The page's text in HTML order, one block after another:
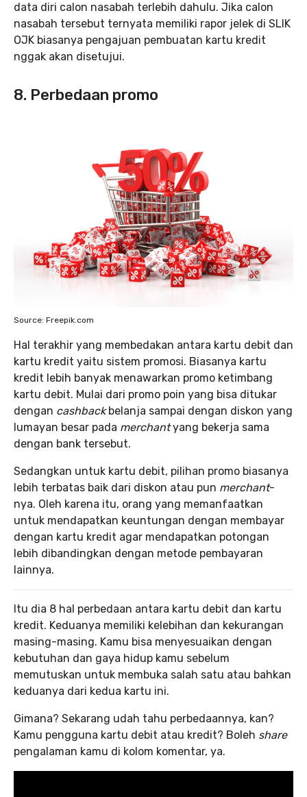
data diri calon nasabah terlebih dahulu. Jika calon
nasabah tersebut ternyata memiliki rapor jelek di SLIK
OJK biasanya pengajuan pembuatan kartu kredit
nggak akan disetujui.
8. Perbedaan promo
Source: Freepik.com
Hal terakhir yang membedakan antara kartu debit dan
kartu kredit yaitu sistem promosi. Biasanya kartu
kredit lebih banyak menawarkan promo ketimbang
kartu debit. Mulai dari promo poin yang bisa ditukar
dengan cashbackbelanja sampai dengan diskon yang
lumayan besar pada merchantyang bekerja sama
dengan bank tersebut.
Sedangkan untuk kartu debit, pilihan promo biasanya
lebih terbatas baik dari diskon atau pun merchant-
nya. Oleh karena itu, orang yang memanfaatkan
untuk mendapatkan keuntungan dengan membayar
dengan kartu kredit agar mendapatkan potongan
lebih dibandingkan dengan metode pembayaran
lainnya.
Itu dia 8 hal perbedaan antara kartu debit dan kartu
kredit. Keduanya memiliki kelebihan dan kekurangan
masing-masing. Kamu bisa menyesuaikan dengan
kebutuhan dan gaya hidup kamu sebelum
memutuskan untuk membuka salah satu atau bahkan
keduanya dari kedua kartu ini.
Gimana? Sekarang udah tahu perbedaannya, kan?
Kamu pengguna kartu debit atau kredit? Boleh share
pengalaman kamu di kolom komentar, ya.